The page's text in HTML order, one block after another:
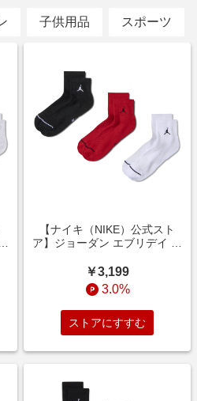
子供用品 スポーツ
【ナイキ（NIKE）公式スト
ア】ジョーダン エブリデイ ア
足) DX9655-902 ブラック
￥3,199
3.0%
ストアにすすむ